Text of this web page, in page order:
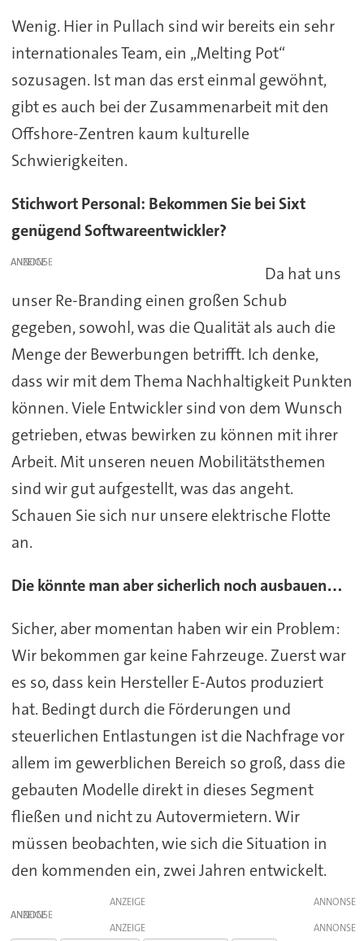
Wenig. Hier in Pullach sind wir bereits ein sehr
internationales Team, ein „Melting Pot“
sozusagen. Ist man das erst einmal gewöhnt,
gibt es auch bei der Zusammenarbeit mit den
Offshore-Zentren kaum kulturelle
Schwierigkeiten.
Stichwort Personal: Bekommen Sie bei Sixt
genügend Softwareentwickler?
ANZEIGE
Da hat uns
unser Re-Branding einen großen Schub
gegeben, sowohl, was die Qualität als auch die
Menge der Bewerbungen betrifft. Ich denke,
dass wir mit dem Thema Nachhaltigkeit Punkten
können. Viele Entwickler sind von dem Wunsch
getrieben, etwas bewirken zu können mit ihrer
Arbeit. Mit unseren neuen Mobilitätsthemen
sind wir gut aufgestellt, was das angeht.
Schauen Sie sich nur unsere elektrische Flotte
an.
Die könnte man aber sicherlich noch ausbauen…
Sicher, aber momentan haben wir ein Problem:
Wir bekommen gar keine Fahrzeuge. Zuerst war
es so, dass kein Hersteller E-Autos produziert
hat. Bedingt durch die Förderungen und
steuerlichen Entlastungen ist die Nachfrage vor
allem im gewerblichen Bereich so groß, dass die
gebauten Modelle direkt in dieses Segment
fließen und nicht zu Autovermietern. Wir
müssen beobachten, wie sich die Situation in
den kommenden ein, zwei Jahren entwickelt.
ANZEIGE
ANZEIGE
ANZEIGE